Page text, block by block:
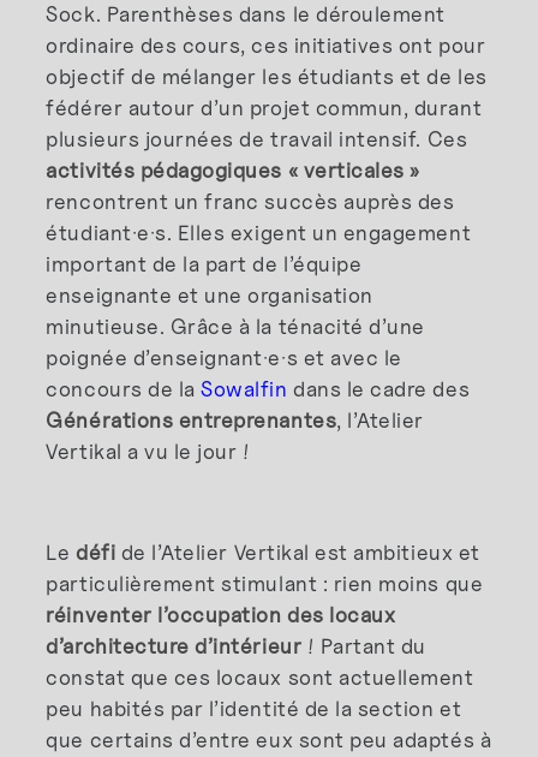
Sock. Parenthèses dans le déroulement
ordinaire des cours, ces initiatives ont pour
objectif de mélanger les étudiants et de les
fédérer autour d’un projet commun, durant
plusieurs journées de travail intensif. Ces
activités pédagogiques « verticales »
rencontrent un franc succès auprès des
étudiant·e·s. Elles exigent un engagement
important de la part de l’équipe
enseignante et une organisation
minutieuse. Grâce à la ténacité d’une
poignée d’enseignant·e·s et avec le
concours de laSowalfin dans le cadre des
Générations entreprenantes, l’Atelier
Vertikal a vu le jour !
Le défi de l’Atelier Vertikal est ambitieux et
particulièrement stimulant : rien moins que
réinventer l’occupation des locaux
d’architecture d’intérieur ! Partant du
constat que ces locaux sont actuellement
peu habités par l’identité de la section et
que certains d’entre eux sont peu adaptés à